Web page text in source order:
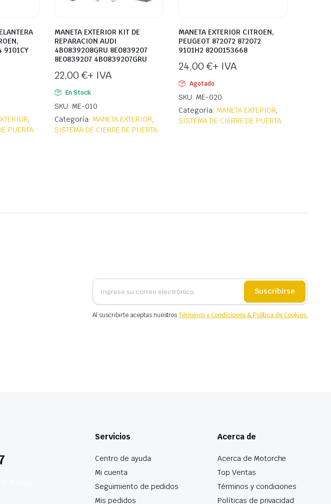
9101CY
,
PUERTA
MANETA EXTERIOR KIT DE
REPARACION AUDI
4B0839208GRU 8E0839207
8E0839207 4B0839207GRU
22,00 €+ IVA
En Stock
SKU: ME-010
Categoría: MANETA EXTERIOR,
SISTEMA DE CIERRE DE PUERTA
MANETA EXTERIOR CITROEN,
PEUGEOT 872072 872072
9101H2 8200153668
24,00 €+ IVA
Agotado
SKU: ME-020
Categoría: MANETA EXTERIOR,
SISTEMA DE CIERRE DE PUERTA
Suscribirse
Al suscribirte aceptas nuestrosTérminos y Condiciones & Política de Cookies.
Servicios
Centro de ayuda
Mi cuenta
Seguimiento de pedidos
Mis pedidos
Acerca de
Acerca de Motorche
Top Ventas
Términos y condiciones
Políticas de privacidad